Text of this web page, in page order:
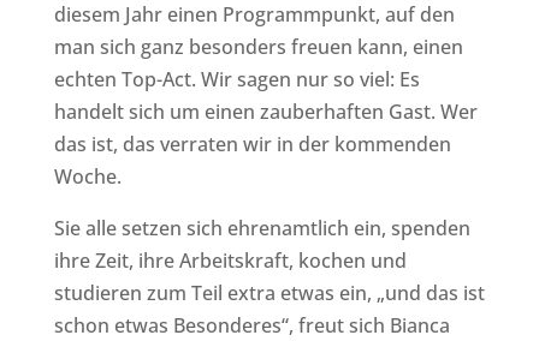
diesem Jahr einen Programmpunkt, auf den
man sich ganz besonders freuen kann, einen
echten Top-Act. Wir sagen nur so viel: Es
handelt sich um einen zauberhaften Gast. Wer
das ist, das verraten wir in der kommenden
Woche.
Sie alle setzen sich ehrenamtlich ein, spenden
ihre Zeit, ihre Arbeitskraft, kochen und
studieren zum Teil extra etwas ein, „und das ist
schon etwas Besonderes“, freut sich Bianca